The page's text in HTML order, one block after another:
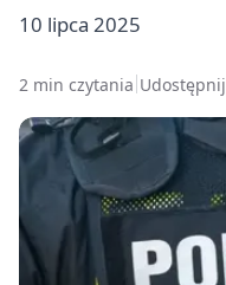
10 lipca 2025
2 min czytania Udostępnij